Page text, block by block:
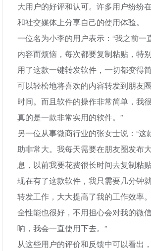
大用户的好评和认可。许多用户纷纷
和社交媒体上分享自己的使用体验。
一位名为小李的用户表示：“我之前一
内容而烦恼，每次都要复制粘贴，特
用了这款一键转发软件，一切都变得
可以轻松地将喜欢的内容转发到朋友
时间。而且软件的操作非常简单，我
真的是一款非常实用的软件。”
另一位从事微商行业的张女士说：“这
助非常大。我每天需要在朋友圈发布
息，以前我要花费很长时间去复制粘贴
现在有了这款软件，我只需要几分钟
转发工作，大大提高了我的工作效率
全性能也很好，不用担心会对我的微
响，我会一直使用下去。”
从这些用户的评价和反馈中可以看出